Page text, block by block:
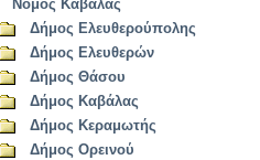
Νομός Καβάλας
Δήμος Ελευθερούπολης
Δήμος Ελευθερών
Δήμος Θάσου
Δήμος Καβάλας
Δήμος Κεραμωτής
Δήμος Ορεινού